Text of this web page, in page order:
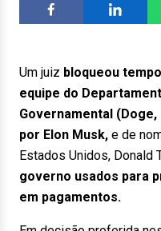
Um juiz bloqueou
equipe do
Governamental
por Elon Musk, e de
Estados Unidos, Donald
governo usados para
em pagamentos.